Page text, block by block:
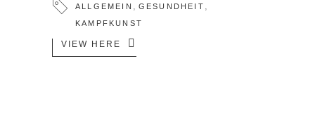
ALLGEMEIN , GESUNDHEIT ,
KAMPFKUNST
VIEW HERE